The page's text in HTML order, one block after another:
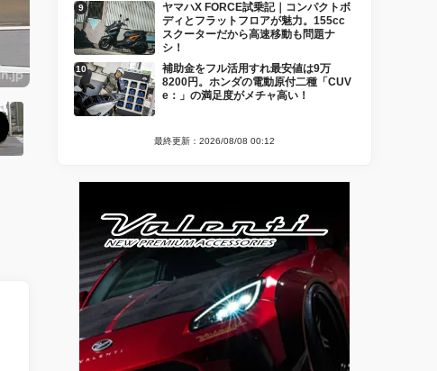
ヤマハX FORCE試乗記｜コンパクトボ
ディとフラットフロアが魅力。155cc
スクーターだから高速移動も問題ナ
シ！
補助金をフル活用すれ最安値は9万
8200円。ホンダの電動原付二種「CUV
e：」の満足度がメチャ高い！
最終更新：2026/08/08 00:12